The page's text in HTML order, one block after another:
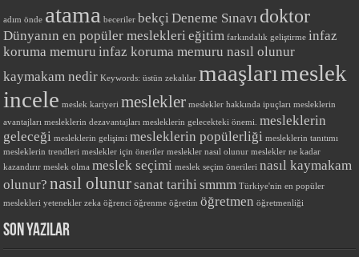
adım önde atama beceriler bekçi Deneme Sınavı doktor
Dünyanın en popüler meslekleri eğitim farkındalık geliştirme infaz
koruma memuru infaz koruma memuru nasıl olunur
kaymakam nedir Keywords: üstün zekalılar maaşlarımeslek
incele meslek kariyeri meslekler meslekler hakkında ipuçları mesleklerin
avantajları mesleklerin dezavantajları mesleklerin gelecekteki önemi.
mesleklerin
geleceği mesleklerin gelişimi mesleklerin popülerliği mesleklerin tanıtımı
mesleklerin trendleri meslekler için öneriler meslekler nasıl olunur meslekler ne kadar
kazandırır meslek olma meslek seçimi meslek seçim önerileri nasıl kaymakam
olunur? nasıl olunursanat tarihi smmm Türkiye'nin en popüler
meslekleri yetenekler zeka öğrenci öğrenme öğretim öğretmen öğretmenliği
SON YAZILAR